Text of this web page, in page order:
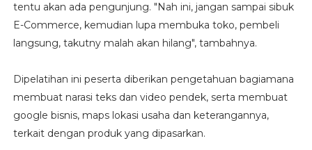
tentu akan ada pengunjung. "Nah ini, jangan sampai sibuk
E-Commerce, kemudian lupa membuka toko, pembeli
langsung, takutny malah akan hilang", tambahnya.
Dipelatihan ini peserta diberikan pengetahuan bagiamana
membuat narasi teks dan video pendek, serta membuat
google bisnis, maps lokasi usaha dan keterangannya,
terkait dengan produk yang dipasarkan.